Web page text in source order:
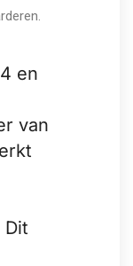
en
van
Dit